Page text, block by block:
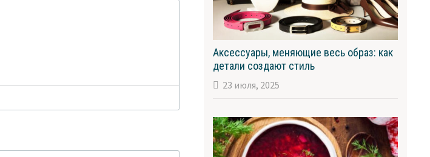
Аксессуары, меняющие весь образ: как
детали создают стиль
23 июля, 2025